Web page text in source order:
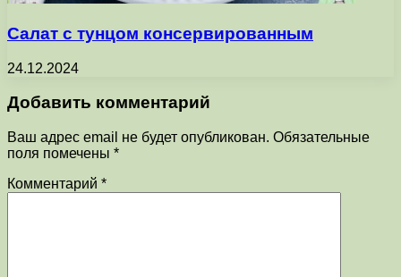
Салат с тунцом консервированным
24.12.2024
Добавить комментарий
Ваш адрес email не будет опубликован. Обязательные
поля помечены *
Комментарий *